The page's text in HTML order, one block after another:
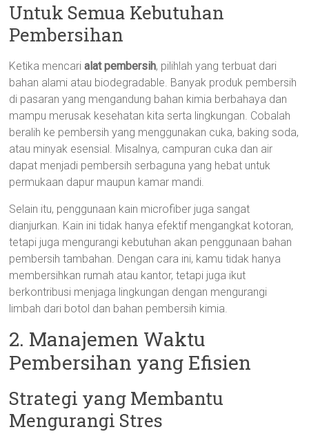
Untuk Semua Kebutuhan
Pembersihan
Ketika mencarialat pembersih, pilihlah yang terbuat dari
bahan alami atau biodegradable. Banyak produk pembersih
di pasaran yang mengandung bahan kimia berbahaya dan
mampu merusak kesehatan kita serta lingkungan. Cobalah
beralih ke pembersih yang menggunakan cuka, baking soda,
atau minyak esensial. Misalnya, campuran cuka dan air
dapat menjadi pembersih serbaguna yang hebat untuk
permukaan dapur maupun kamar mandi.
Selain itu, penggunaan kain microfiber juga sangat
dianjurkan. Kain ini tidak hanya efektif mengangkat kotoran,
tetapi juga mengurangi kebutuhan akan penggunaan bahan
pembersih tambahan. Dengan cara ini, kamu tidak hanya
membersihkan rumah atau kantor, tetapi juga ikut
berkontribusi menjaga lingkungan dengan mengurangi
limbah dari botol dan bahan pembersih kimia.
2. Manajemen Waktu
Pembersihan yang Efisien
Strategi yang Membantu
Mengurangi Stres